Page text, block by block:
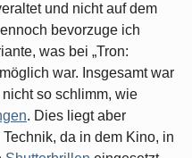
und nicht auf dem
bevorzuge ich
was bei „Tron:
war. Insgesamt war
so schlimm, wie
. Dies liegt aber
da in dem Kino, in